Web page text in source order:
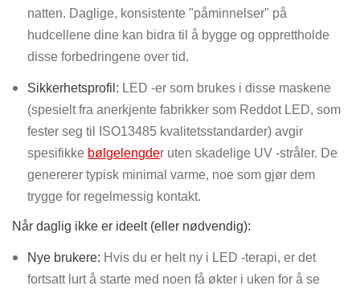
natten. Daglige, konsistente "påminnelser" på
hudcellene dine kan bidra til å bygge og opprettholde
disse forbedringene over tid.
Sikkerhetsprofil: LED -er som brukes i disse maskene
(spesielt fra anerkjente fabrikker som Reddot LED, som
fester seg til ISO13485 kvalitetsstandarder) avgir
spesifikke bølgelengder uten skadelige UV -stråler. De
genererer typisk minimal varme, noe som gjør dem
trygge for regelmessig kontakt.
Når daglig ikke er ideelt (eller nødvendig):
Nye brukere: Hvis du er helt ny i LED -terapi, er det
fortsatt lurt å starte med noen få økter i uken for å se